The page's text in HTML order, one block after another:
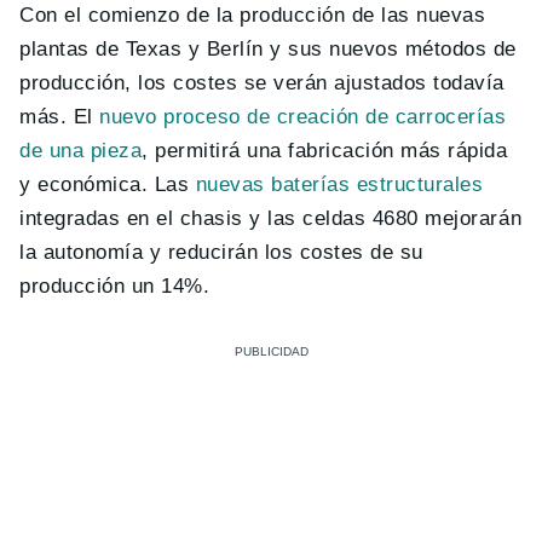
Con el comienzo de la producción de las nuevas
plantas de Texas y Berlín y sus nuevos métodos de
producción, los costes se verán ajustados todavía
más. El nuevo proceso de creación de carrocerías
de una pieza, permitirá una fabricación más rápida
y económica. Las nuevas baterías estructurales
integradas en el chasis y las celdas 4680 mejorarán
la autonomía y reducirán los costes de su
producción un 14%.